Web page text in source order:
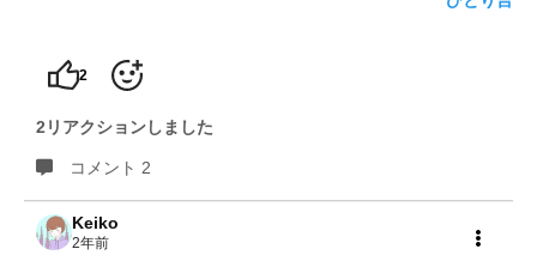
2
2リアクションしました
コメント 2
Keiko
2年前